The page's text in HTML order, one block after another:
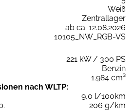
Weiß
Zentrallager
ab ca. 12.08.2026
10105_NW_RGB-VS
221 kW / 300 PS
Benzin
1.984 cm³
nach WLTP:
9,0 l/100km
206 g/km